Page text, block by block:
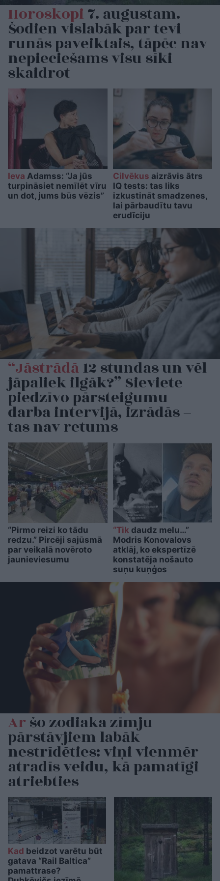
Horoskopi7. augustam.
Šodien vislabāk par tevi
runās paveiktais, tāpēc nav
nepieciešams visu sīki
skaidrot
Ieva Adamss: “Ja jūs
turpināsiet nemīlēt vīru
un dot, jums būs vēzis”
Cilvēkus aizrāvis ātrs
IQ tests: tas liks
izkustināt smadzenes,
lai pārbaudītu tavu
erudīciju
“Jāstrādā12 stundas un vēl
jāpaliek ilgāk?” Sieviete
piedzīvo pārsteigumu
darba intervijā, izrādās –
tas nav retums
“Pirmo reizi ko tādu
redzu.” Pircēji sajūsmā
par veikalā novēroto
jaunieviesumu
“Tikdaudz melu…”
Modris Konovalovs
atklāj, ko ekspertīzē
konstatēja nošauto
suņu kuņģos
Aršo zodiaka zīmju
pārstāvjiem labāk
nestrīdēties: viņi vienmēr
atradīs veidu, kā pamatīgi
atriebties
Kad beidzot varētu būt
gatava “Rail Baltica”
pamattrase?